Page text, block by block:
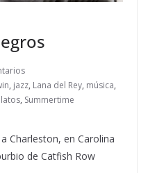
, jazz, Lana del Rey, música,
, Summertime
Charleston, en Carolina
de Catfish Row